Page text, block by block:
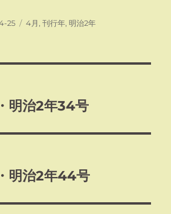
25
カ
4月 ,刊行年, 明治2年
明治2年34号
明治2年44号